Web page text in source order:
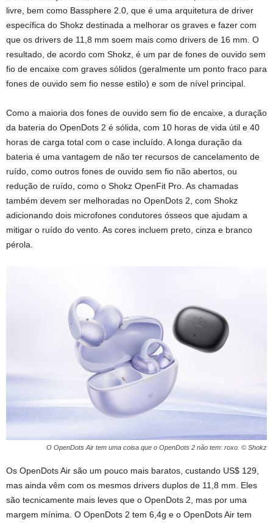
livre, bem como Bassphere 2.0, que é uma arquitetura de driver
específica do Shokz destinada a melhorar os graves e fazer com
que os drivers de 11,8 mm soem mais como drivers de 16 mm. O
resultado, de acordo com Shokz, é um par de fones de ouvido sem
fio de encaixe com graves sólidos (geralmente um ponto fraco para
fones de ouvido sem fio nesse estilo) e som de nível principal.
Como a maioria dos fones de ouvido sem fio de encaixe, a duração
da bateria do OpenDots 2 é sólida, com 10 horas de vida útil e 40
horas de carga total com o case incluído. A longa duração da
bateria é uma vantagem de não ter recursos de cancelamento de
ruído, como outros fones de ouvido sem fio não abertos, ou
redução de ruído, como o Shokz OpenFit Pro. As chamadas
também devem ser melhoradas no OpenDots 2, com Shokz
adicionando dois microfones condutores ósseos que ajudam a
mitigar o ruído do vento. As cores incluem preto, cinza e branco
pérola.
O OpenDots Air tem uma coisa que o OpenDots 2 não tem: roxo. © Shokz
Os OpenDots Air são um pouco mais baratos, custando US$ 129,
mas ainda vêm com os mesmos drivers duplos de 11,8 mm. Eles
são tecnicamente mais leves que o OpenDots 2, mas por uma
margem mínima. O OpenDots 2 tem 6,4g e o OpenDots Air tem